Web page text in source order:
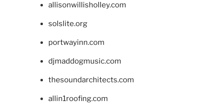
allisonwillisholley.com
solslite.org
portwayinn.com
djmaddogmusic.com
thesoundarchitects.com
allin1roofing.com